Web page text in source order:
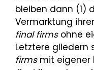
bleiben dann (1)
Vermarktung
final firms ohne
Letztere gliedern
firms mit eigener